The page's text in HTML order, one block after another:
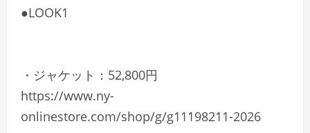
●LOOK1
・ジャケット：52,800円
https://www.ny-
onlinestore.com/shop/g/g11198211-2026